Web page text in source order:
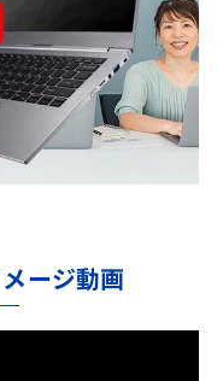
ージ動画